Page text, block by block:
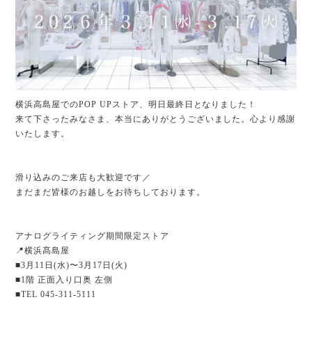
横浜高島屋でのPOP UPストア、明日最終日となりました！
来て下さったみなさま、本当にありがとうございました。心より感謝
いたします。
滑り込みのご来店も大歓迎です／
まだまだ皆様のお越しをお待ちしております。
アナログライティング期間限定ストア
📍横浜髙島屋
■3月11日(水)〜3月17日(火)
■1階 正面入り口奥 左側
■TEL 045-311-5111